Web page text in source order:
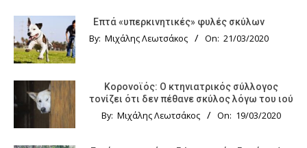
Επτά «υπερκινητικές» φυλές σκύλων
By: Μιχάλης Λεωτσάκος On: 21/03/2020
Κορονοϊός: Ο κτηνιατρικός σύλλογος
τονίζει ότι δεν πέθανε σκύλος λόγω του ιού
By: Μιχάλης Λεωτσάκος On: 19/03/2020